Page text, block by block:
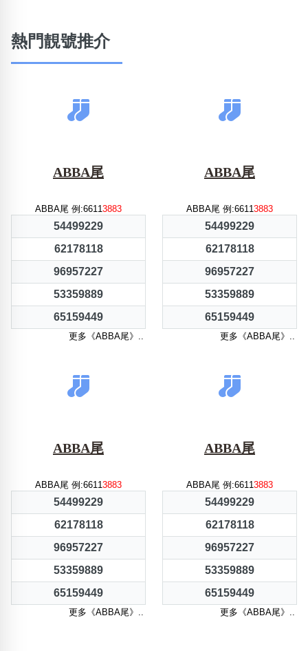
熱門靚號推介
ABBA尾
ABBA尾 例:66113883
54499229
62178118
96957227
53359889
65159449
更多《ABBA尾》..
ABBA尾
ABBA尾 例:66113883
54499229
62178118
96957227
53359889
65159449
更多《ABBA尾》..
ABBA尾
ABBA尾 例:66113883
54499229
62178118
96957227
53359889
65159449
更多《ABBA尾》..
ABBA尾
ABBA尾 例:66113883
54499229
62178118
96957227
53359889
65159449
更多《ABBA尾》..